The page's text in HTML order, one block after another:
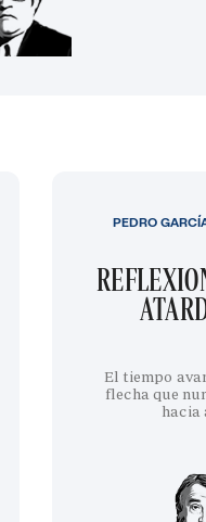
El tiempo
flecha que
hacia
PEDRO